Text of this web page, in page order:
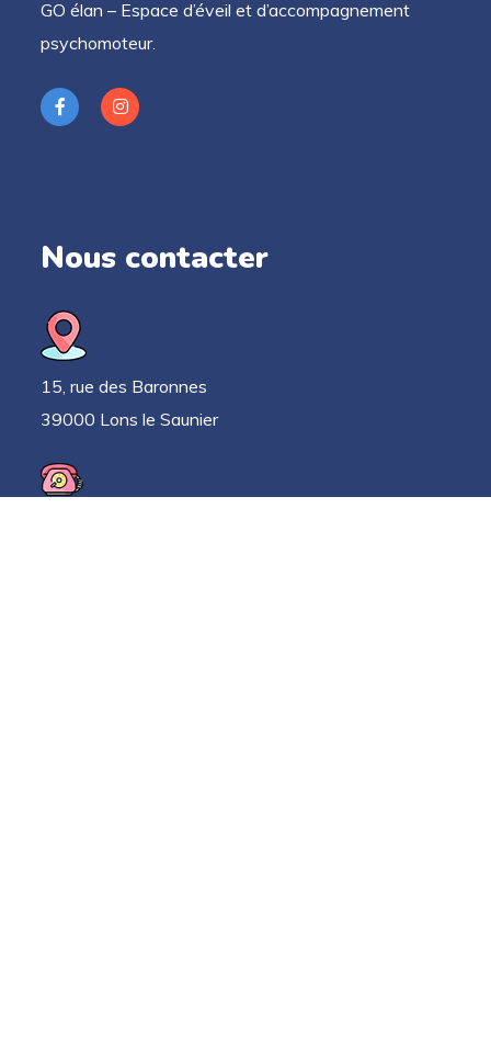
GO élan – Espace d’éveil et d’accompagnement
psychomoteur.
Nous contacter
15, rue des Baronnes
39000 Lons le Saunier